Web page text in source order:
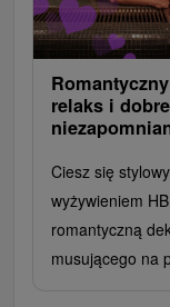
relaks i
Ciesz się
wyżywieniem
romantyczną
musującego na